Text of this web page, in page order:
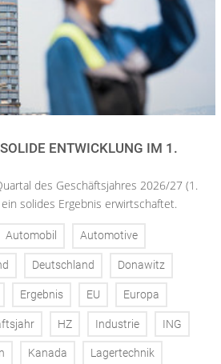
ENTWICKLUNG IM 1.
des Geschäftsjahres 2026/27 (1.
solides Ergebnis erwirtschaftet.
Automobil Automotive
Deutschland Donawitz
Ergebnis EU Europa
HZ Industrie ING
Kanada Lagertechnik